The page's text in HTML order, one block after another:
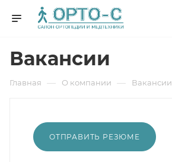
Вакансии
Главная — О компании — Вакансии
ОТПРАВИТЬ РЕЗЮМЕ